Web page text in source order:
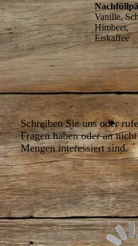
Vanille,
Himbeer,
Eiskaffee
Schreiben Sie uns oder
Fragen haben oder an
Mengen interessiert sind.